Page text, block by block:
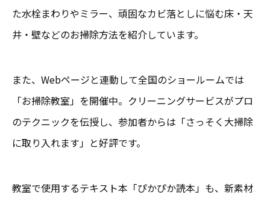
た水栓まわりやミラー、頑固なカビ落としに悩む床・天
井・壁などのお掃除方法を紹介しています。
また、Webページと連動して全国のショールームでは
「お掃除教室」を開催中。クリーニングサービスがプロ
のテクニックを伝授し、参加者からは「さっそく大掃除
に取り入れます」と好評です。
教室で使用するテキスト本「ぴかぴか読本」も、新素材